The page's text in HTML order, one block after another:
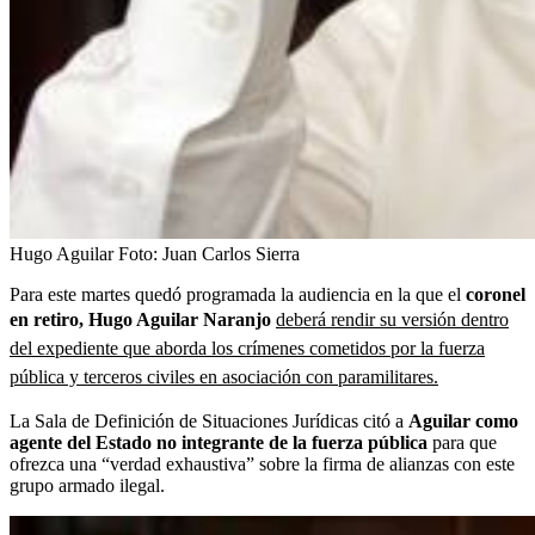
Hugo AguilarFoto: Juan Carlos Sierra
Para este martes quedó programada la audiencia en la que el coronel
en retiro, Hugo Aguilar Naranjo deberá rendir su versión dentro
del expediente que aborda los crímenes cometidos por la fuerza
pública y terceros civiles en asociación con paramilitares.
La Sala de Definición de Situaciones Jurídicas citó a Aguilar como
agente del Estado no integrante de la fuerza pública para que
ofrezca una “verdad exhaustiva” sobre la firma de alianzas con este
grupo armado ilegal.